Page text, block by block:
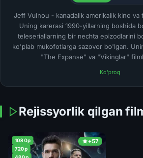
Jeff Vulnou - kanadalik amerikalik kino va
Uning karerasi 1990-yillarning boshida
teleseriallarning bir nechta epizodlarini
ko'plab mukofotlarga sazovor bo'lgan.
"The Expanse" va "Vikinglar"
Ko'proq
Rejissyorlik qilgan
+57
1080p
720p